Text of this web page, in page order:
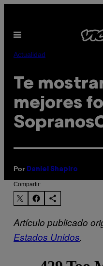
contenido
Abrir
Actualidad
Te
mejores
Por Daniel Shapiro
Compartir:
Artículo publicado
Estados Unidos.